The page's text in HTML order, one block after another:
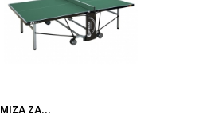
MIZA ZA...